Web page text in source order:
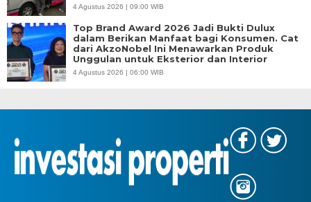
4 Agustus 2026 | 09:00 WIB
Top Brand Award 2026 Jadi Bukti Dulux
dalam Berikan Manfaat bagi Konsumen. Cat
dari AkzoNobel Ini Menawarkan Produk
Unggulan untuk Eksterior dan Interior
4 Agustus 2026 | 06:00 WIB